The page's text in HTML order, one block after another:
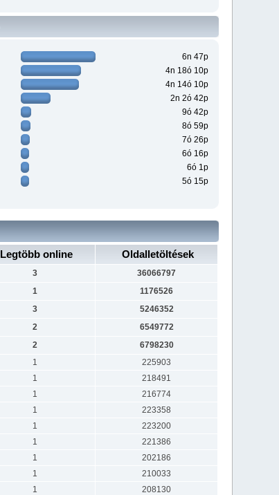
6n 47p
4n 18ó 10p
4n 14ó 10p
2n 2ó 42p
9ó 42p
8ó 59p
7ó 26p
6ó 16p
6ó 1p
5ó 15p
Legtöbb online Oldalletöltések
3
36066797
1
1176526
3
5246352
2
6549772
2
6798230
1
225903
1
218491
1
216774
1
223358
1
223200
1
221386
1
202186
1
210033
1
208130